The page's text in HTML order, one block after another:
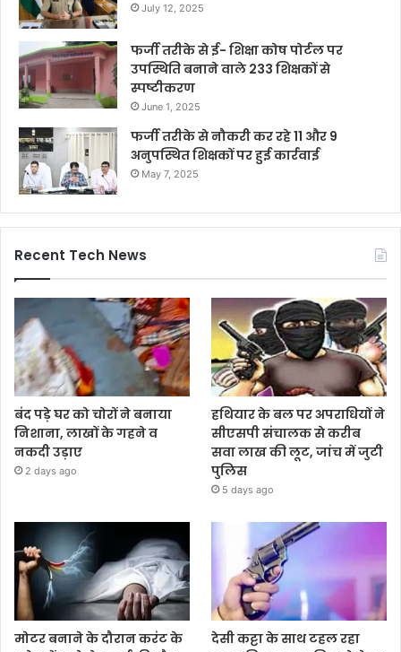
July 12, 2025
फर्जी तरीके से ई- शिक्षा कोष पोर्टल पर
उपस्थिति बनाने वाले 233 शिक्षकों से
स्पष्टीकरण
June 1, 2025
फर्जी तरीके से नौकरी कर रहे 11 और 9
अनुपस्थित शिक्षकों पर हुई कार्रवाई
May 7, 2025
Recent Tech News
बंद पड़े घर को चोरों ने बनाया
निशाना, लाखों के गहने व
नकदी उड़ाए
2 days ago
हथियार के बल पर अपराधियों ने
सीएसपी संचालक से करीब
सवा लाख की लूट, जांच में जुटी
पुलिस
5 days ago
मोटर बनाने के दौरान करंट के
देसी कट्टा के साथ टहल रहा